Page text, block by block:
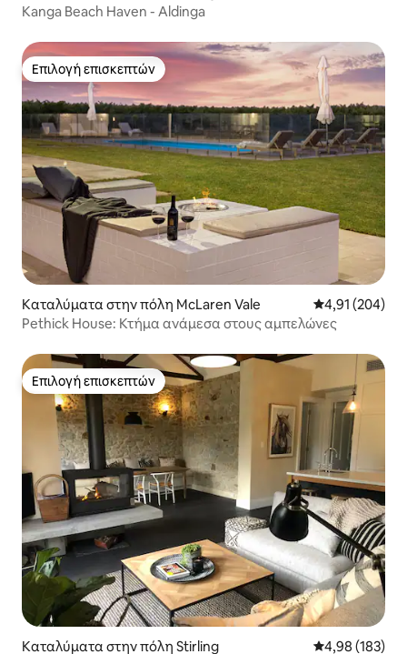
Kanga Beach Haven - Aldinga
Επιλογή επισκεπτών
Επιλογή επισκεπτών
Καταλύματα στην πόλη McLaren Vale Μέση
4,91 (204)
Pethick House: Κτήμα ανάμεσα στους αμπελώνες
Επιλογή επισκεπτών
Επιλογή επισκεπτών
Καταλύματα στην πόλη Stirling Μέση
4,98 (183)